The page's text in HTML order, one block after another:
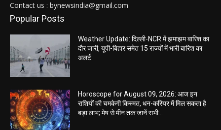
Contact us : bynewsindia@gmail.com
Popular Posts
Weather Update: दिल्ली-NCR में झमाझम बारिश का
दौर जारी, यूपी-बिहार समेत 15 राज्यों में भारी बारिश का
अलर्ट
Horoscope for August 09, 2026: आज इन
राशियों की चमकेगी किस्मत, धन-करियर में मिल सकता है
बड़ा लाभ; मेष से मीन तक जानें सभी...